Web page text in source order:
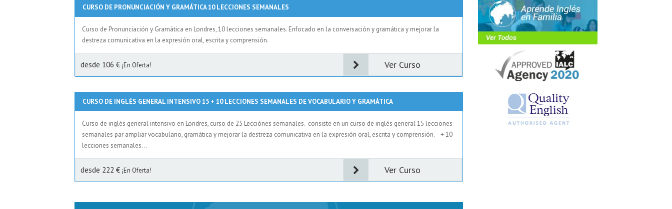
CURSO DE PRONUNCIACIÓN Y GRAMÁTICA 10 LECCIONES SEMANALES
Curso de Pronunciación y Gramática en Londres, 10 lecciones semanales. Enfocado en la conversación y gramática y mejorar la
destreza comunicativa en la expresión oral, escrita y comprensión.
desde 106 € ¡En Oferta! Ver Curso
CURSO DE INGLÉS GENERAL INTENSIVO 15 + 10 LECCIONES SEMANALES DE VOCABULARIO Y GRAMÁTICA
Curso de inglés general intensivo en Londres, curso de 25 Lecciónes semanales. consiste en un curso de inglés general 15 lecciones
semanales par ampliar vocabulario, gramática y mejorar la destreza comunicativa en la expresión oral, escrita y comprensión. + 10
lecciones semanales...
desde 222 € ¡En Oferta! Ver Curso